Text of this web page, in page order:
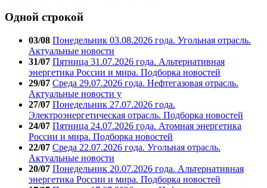
Одной строкой
03/08 Понедельник 03.08.2026 года. Угольная отрасль.
Актуальные новости
31/07 Пятница 31.07.2026 года. Альтернативная
энергетика России и мира. Подборка новостей
29/07 Среда 29.07.2026 года. Нефтегазовая отрасль.
Актуальные новости у
27/07 Понедельник 27.07.2026 года.
Электроэнергетическая отрасль. Подборка новостей
24/07 Пятница 24.07.2026 года. Атомная энергетика
России и мира. Подборка новостей
22/07 Среда 22.07.2026 года. Угольная отрасль.
Актуальные новости
20/07 Понедельник 20.07.2026 года. Альтернативная
энергетика России и мира. Подборка новостей